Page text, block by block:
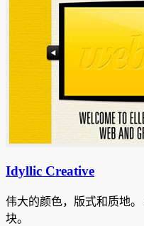
Idyllic Creative
伟大的颜色，版式和质地。
块。